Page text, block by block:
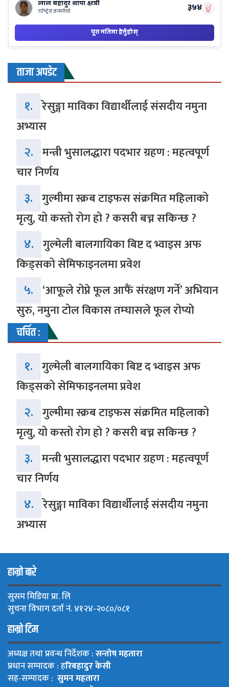
ताजा अपडेट
१. रेसुङ्गा माविका विद्यार्थीलाई संसदीय नमुना
अभ्यास
२. मन्त्री भुसालद्धारा पदभार ग्रहण : महत्वपूर्ण
चार निर्णय
३. गुल्मीमा स्क्रब टाइफस संक्रमित महिलाको
मृत्यु, यो कस्तो रोग हो ? कसरी बच्न सकिन्छ ?
४. गुल्मेली बालगायिका बिष्ट द भ्वाइस अफ
किड्सको सेमिफाइनलमा प्रवेश
५. ‘आफूले रोप्ने फूल आफैं संरक्षण गर्ने’ अभियान
सुरु, नमुना टोल विकास तम्घासले फूल रोप्यो
चर्चित :
१. गुल्मेली बालगायिका बिष्ट द भ्वाइस अफ
किड्सको सेमिफाइनलमा प्रवेश
२. गुल्मीमा स्क्रब टाइफस संक्रमित महिलाको
मृत्यु, यो कस्तो रोग हो ? कसरी बच्न सकिन्छ ?
३. मन्त्री भुसालद्धारा पदभार ग्रहण : महत्वपूर्ण
चार निर्णय
४. रेसुङ्गा माविका विद्यार्थीलाई संसदीय नमुना
अभ्यास
हाम्रो बारे
सुसम मिडिया प्रा. लि
सुचना विभाग दर्ता नं. ४१२४-२०८०/०८१
हाम्रो टिम
अध्यक्ष तथा प्रवन्ध निर्देशक :सन्तोष महतारा
प्रधान सम्पादक : हरिबहादुर केसी
सह-सम्पादक : सुमन महतारा